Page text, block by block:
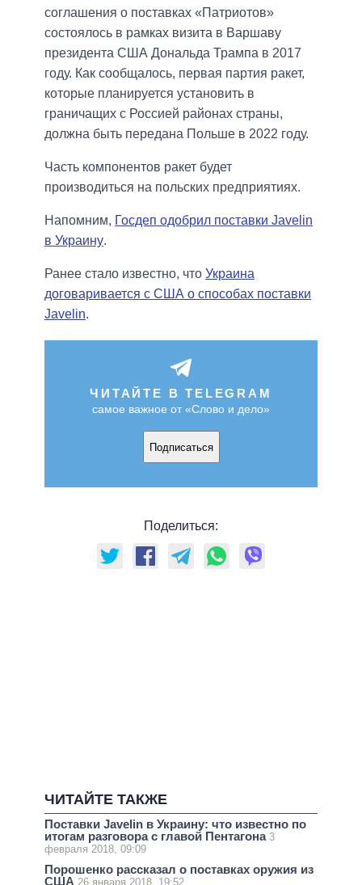
соглашения о поставках «Патриотов»
состоялось в рамках визита в Варшаву
президента США Дональда Трампа в 2017
году. Как сообщалось, первая партия ракет,
которые планируется установить в
граничащих с Россией районах страны,
должна быть передана Польше в 2022 году.
Часть компонентов ракет будет
производиться на польских предприятиях.
Напомним, Госдеп одобрил поставки Javelin
в Украину.
Ранее стало известно, что Украина
договаривается с США о способах поставки
Javelin.
ЧИТАЙТЕ В TELEGRAM
самое важное от «Слово и дело»
Подписаться
Поделиться:
ЧИТАЙТЕ ТАКЖЕ
Поставки Javelin в Украину: что известно по
итогам разговора с главой Пентагона 3
февраля 2018, 09:09
Порошенко рассказал о поставках оружия из
США 26 января 2018, 19:52